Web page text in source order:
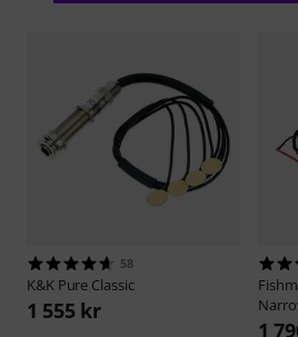
58
K&K Pure Classic
1 555 kr
1